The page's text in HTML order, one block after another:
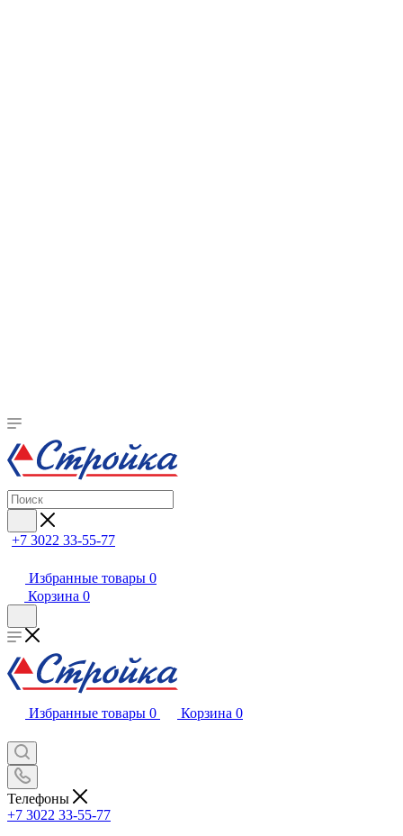
+7 3022 33-55-77
Избранные товары 0
Корзина 0
Избранные товары 0 Корзина 0
Телефоны
+7 3022 33-55-77